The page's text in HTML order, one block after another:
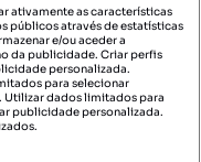
ativamente as características
públicos através de estatísticas
e/ou aceder a
da publicidade. Criar perfis
personalizada.
para selecionar
dados limitados para
publicidade personalizada.